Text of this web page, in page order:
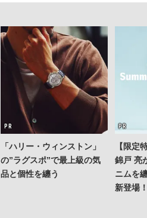
「ハリー・ウィンストン」
の”ラグスポ”で最上級の気
品と個性を纏う
【限定
錦戸 亮
ニムを
新登場！